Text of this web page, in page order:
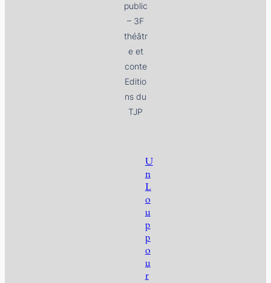
public
– 3F
théâtr
e et
conte
Editio
ns du
TJP
U
n
L
o
u
p
p
o
u
r